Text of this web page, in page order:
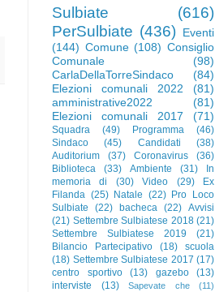
Sulbiate
(616)
PerSulbiate (436) Eventi
(144) Comune (108) Consiglio
Comunale
(98)
CarlaDellaTorreSindaco
(84)
Elezioni comunali 2022
(81)
amministrative2022
(81)
Elezioni comunali 2017
(71)
Squadra (49) Programma
(46)
Sindaco
(45) Candidati
(38)
Auditorium
(37) Coronavirus
(36)
Biblioteca
(33) Ambiente (31)
In
memoria di
(30) Video (29)
Ex
Filanda (25) Natale (22) Pro Loco
Sulbiate
(22) bacheca (22) Avvisi
(21) Settembre Sulbiatese 2018 (21)
Settembre Sulbiatese 2019
(21)
Bilancio Partecipativo
(18)
scuola
(18) Settembre Sulbiatese 2017 (17)
centro sportivo
(13) gazebo
(13)
interviste
(13) Sapevate che
(11)